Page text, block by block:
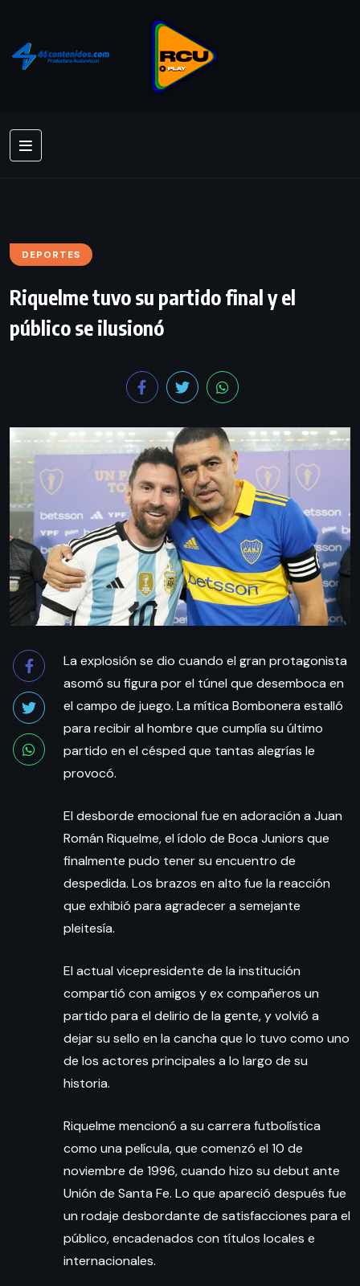
DEPORTES
Riquelme tuvo su partido final y el
público se ilusionó
La explosión se dio cuando el gran protagonista
asomó su figura por el túnel que desemboca en
el campo de juego. La mítica Bombonera estalló
para recibir al hombre que cumplía su último
partido en el césped que tantas alegrías le
provocó.
El desborde emocional fue en adoración a Juan
Román Riquelme, el ídolo de Boca Juniors que
finalmente pudo tener su encuentro de
despedida. Los brazos en alto fue la reacción
que exhibió para agradecer a semejante
pleitesía.
El actual vicepresidente de la institución
compartió con amigos y ex compañeros un
partido para el delirio de la gente, y volvió a
dejar su sello en la cancha que lo tuvo como uno
de los actores principales a lo largo de su
historia.
Riquelme mencionó a su carrera futbolística
como una película, que comenzó el 10 de
noviembre de 1996, cuando hizo su debut ante
Unión de Santa Fe. Lo que apareció después fue
un rodaje desbordante de satisfacciones para el
público, encadenados con títulos locales e
internacionales.